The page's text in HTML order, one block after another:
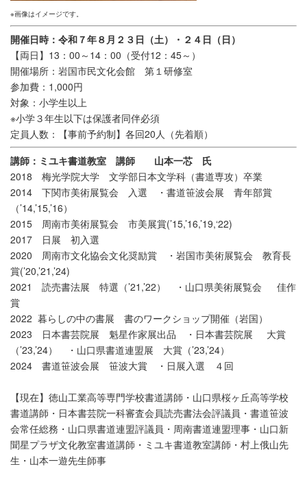
※画像はイメージです。
開催日時：令和７年８月２３日（土）・２４日（日）
【両日】13：00～14：00（受付12：45～）
開催場所：岩国市民文化会館 第１研修室
参加費：1,000円
対象：小学生以上
※小学３年生以下は保護者同伴必須
定員人数：【事前予約制】各回20人（先着順）
講師：ミユキ書道教室 講師 山本一芯 氏
2018 梅光学院大学 文学部日本文学科（書道専攻）卒業
2014 下関市美術展覧会 入選 ・書道笹波会展 青年部賞
（’14,’15,’16）
2015 周南市美術展覧会 市美展賞(’15,’16,’19,‘22)
2017 日展 初入選
2020 周南市文化協会文化奨励賞 ・岩国市美術展覧会 教育長
賞(’20,’21,’24)
2021 読売書法展 特選（’21,’22） ・山口県美術展覧会 佳作
賞
2022 暮らしの中の書展 書のワークショップ開催（岩国）
2023 日本書芸院展 魁星作家展出品 ・日本書芸院展 大賞
（’23,’24） ・山口県書道連盟展 大賞（’23,’24）
2024 書道笹波会展 笹波大賞 ・日展入選 ４回
【現在】徳山工業高等専門学校書道講師・山口県桜ヶ丘高等学校
書道講師・日本書芸院一科審査会員読売書法会評議員・書道笹波
会常任総務・山口県書道連盟評議員・周南書道連盟理事・山口新
聞星プラザ文化教室書道講師・ミユキ書道教室講師・村上俄山先
生・山本一遊先生師事